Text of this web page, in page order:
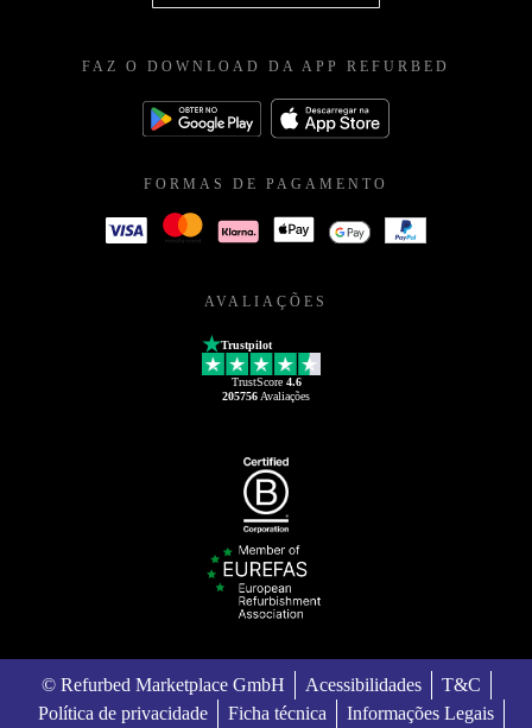
FAZ O DOWNLOAD DA APP REFURBED
FORMAS DE PAGAMENTO
AVALIAÇÕES
Trustpilot
TrustScore 4.6
205756 Avaliações
© Refurbed Marketplace GmbH Acessibilidades
T&C
Política de privacidade
Ficha técnica Informações Legais